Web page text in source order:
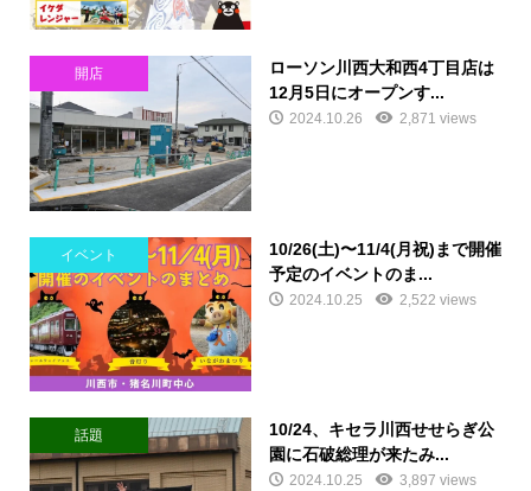
開店
ローソン川西大和西4丁目店は
12月5日にオープンす...
2024.10.26 2,871 views
イベント
10/26(土)〜11/4(月祝)まで開催
予定のイベントのま...
2024.10.25 2,522 views
話題
10/24、キセラ川西せせらぎ公
園に石破総理が来たみ...
2024.10.25 3,897 views